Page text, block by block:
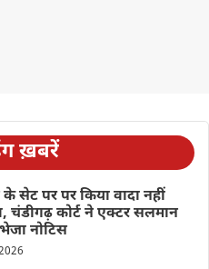
ख़बरें
सेट पर पर किया वादा नहीं
चंडीगढ़ कोर्ट ने एक्टर सलमान
नोटिस